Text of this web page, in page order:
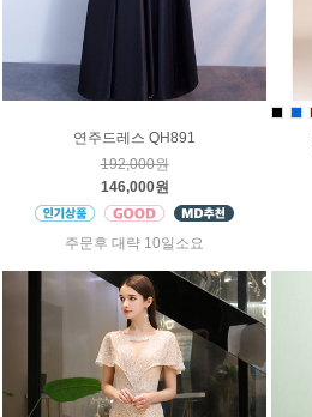
연주드레스 QH891
192,000원
146,000원
주문후 대략 10일소요